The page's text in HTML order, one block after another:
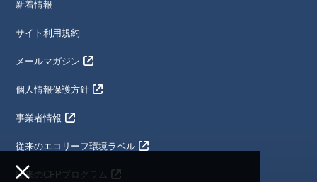
新着情報
サイト利用規約
メールマガジン
個人情報保護方針
事業者情報
従来のエコリーフ環境ラベル
従来のCFPプログラム